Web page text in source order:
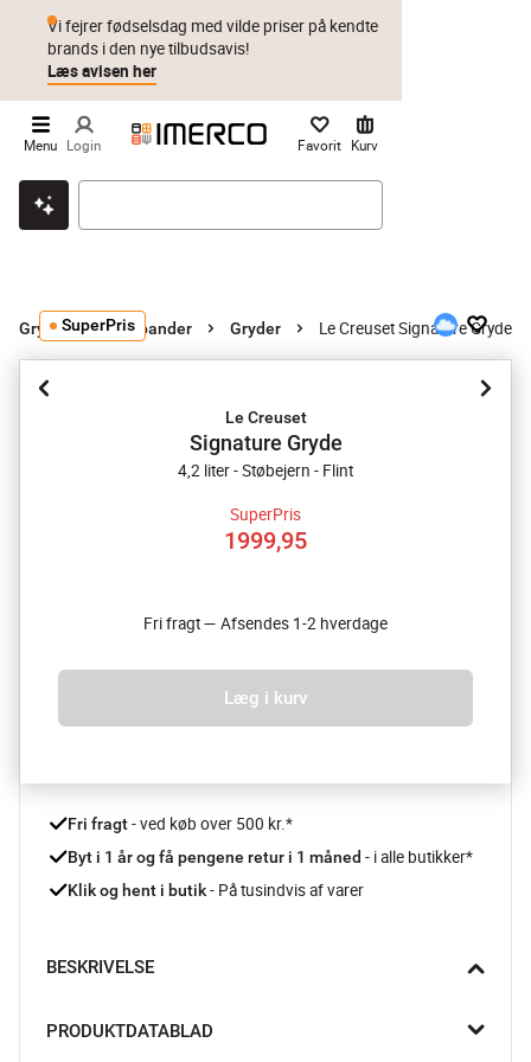
Klik & hent Byt i 1 år Prismatch
Vi fejrer fødselsdag med vilde priser på kendte
brands i den nye tilbudsavis!
Læs avisen her
Menu Login Favorit Kurv
Gryder og stegepander Gryder Le Creuset Signature Gryde
SuperPris
Le Creuset
Signature Gryde
4,2 liter - Støbejern - Flint
SuperPris
1999,95
Fri fragt — Afsendes 1-2 hverdage
Læg i kurv
Fri fragt - ved køb over 500 kr.*
Byt i 1 år og få pengene retur i 1 måned - i alle butikker*
Klik og hent i butik - På tusindvis af varer
BESKRIVELSE
støbejernsgryde fra Le Creuset.
PRODUKTDATABLAD